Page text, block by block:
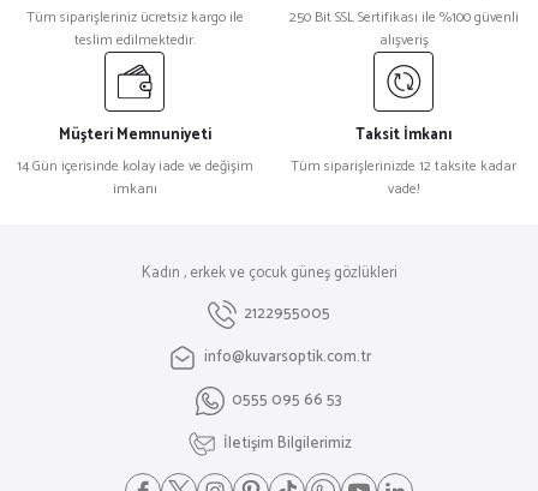
Tüm siparişleriniz ücretsiz kargo ile
teslim edilmektedir.
250 Bit SSL Sertifikası ile %100 güvenli
alışveriş
Müşteri Memnuniyeti
14 Gün içerisinde kolay iade ve değişim
imkanı
Taksit İmkanı
Tüm siparişlerinizde 12 taksite kadar
vade!
Kadın , erkek ve çocuk güneş gözlükleri
2122955005
info@kuvarsoptik.com.tr
0555 095 66 53
İletişim Bilgilerimiz